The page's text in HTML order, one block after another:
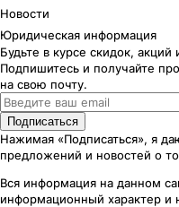
Новости
Юридическая информация
Будьте в курсе скидок,
Подпишитесь и получайте
на свою почту.
Подписаться
Нажимая «Подписаться», я
предложений и новостей о
Вся информация на данном
информационный характер и